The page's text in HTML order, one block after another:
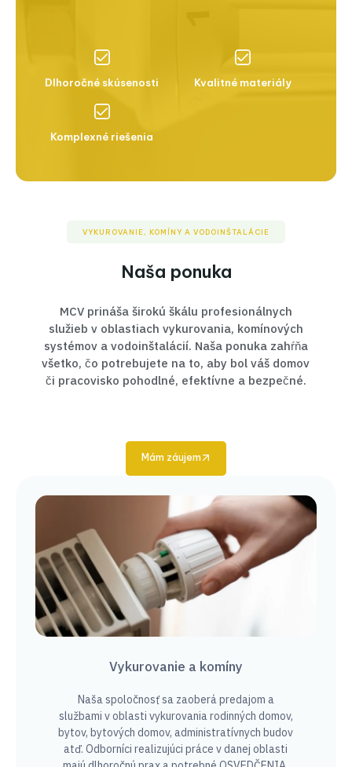
Dlhoročné skúsenosti Kvalitné materiály
Komplexné riešenia
VYKUROVANIE, KOMÍNY A VODOINŠTALÁCIE
Naša ponuka
MCV prináša širokú škálu profesionálnych
služieb v oblastiach vykurovania, komínových
systémov a vodoinštalácií. Naša ponuka zahŕňa
všetko, čo potrebujete na to, aby bol váš domov
či pracovisko pohodlné, efektívne a bezpečné.
Mám záujem
Vykurovanie a komíny
Naša spoločnosť sa zaoberá predajom a
službami v oblasti vykurovania rodinných domov,
bytov, bytových domov, administratívnych budov
atď. Odborníci realizujúci práce v danej oblasti